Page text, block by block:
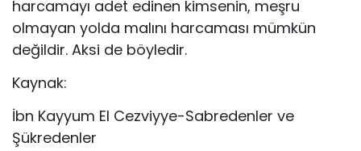
har­camayı adet edinen kimsenin, meşru
olmayan yolda malını harcaması mümkün
değildir. Aksi de böyledir.
Kaynak:
İbn Kayyum El Cezviyye-Sabredenler ve
Şükredenler